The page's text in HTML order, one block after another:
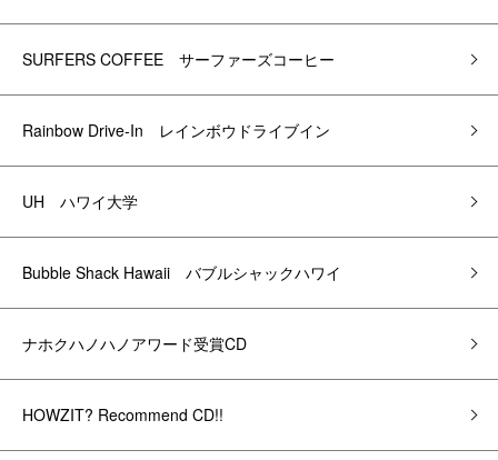
SURFERS COFFEE サーファーズコーヒー
Rainbow Drive-In レインボウドライブイン
UH ハワイ大学
Bubble Shack Hawaii バブルシャックハワイ
ナホクハノハノアワード受賞CD
HOWZIT? Recommend CD!!